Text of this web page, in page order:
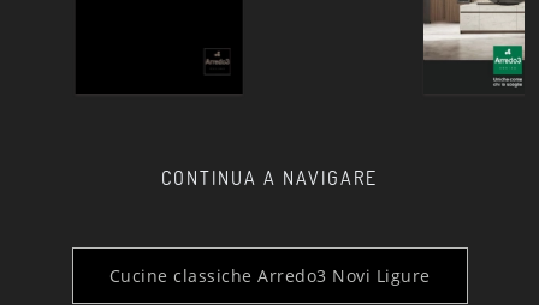
CONTINUA A NAVIGARE
Cucine classiche Arredo3 Novi Ligure